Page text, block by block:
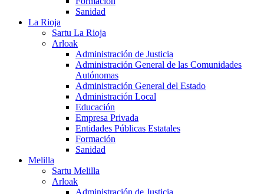
Sanidad
La Rioja
Sartu La Rioja
Arloak
Administración de Justicia
Administración General de las Comunidades
Autónomas
Administración General del Estado
Administración Local
Educación
Empresa Privada
Entidades Públicas Estatales
Formación
Sanidad
Melilla
Sartu Melilla
Arloak